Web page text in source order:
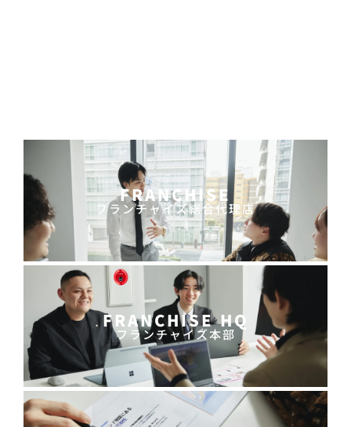
FRANCHISE
フランチャイズ総合代理店
FRANCHISE HQ
フランチャイズ本部